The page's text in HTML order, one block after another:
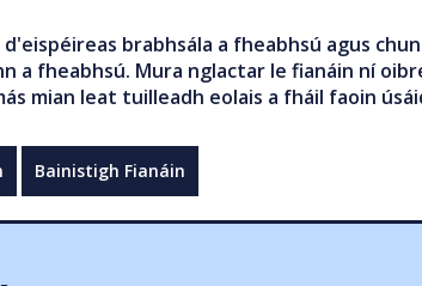
brabhsála a fheabhsú agus
a fheabhsú. Mura nglactar le fianáin ní
mian leat tuilleadh eolais a fháil faoin
Bainistigh Fianáin